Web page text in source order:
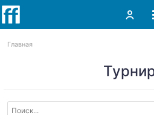
Главная